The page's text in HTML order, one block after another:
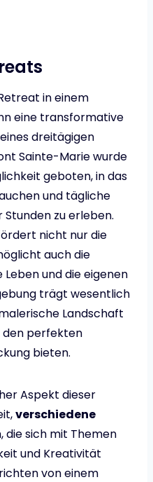
in einem
eine transformative
dreitägigen
Sainte-Marie wurde
geboten, in das
und tägliche
Stunden zu erleben.
nicht nur die
auch die
Leben und die eigenen
trägt wesentlich
Landschaft
den perfekten
bieten.
Aspekt dieser
verschiedene
die sich mit Themen
und Kreativität
von einem